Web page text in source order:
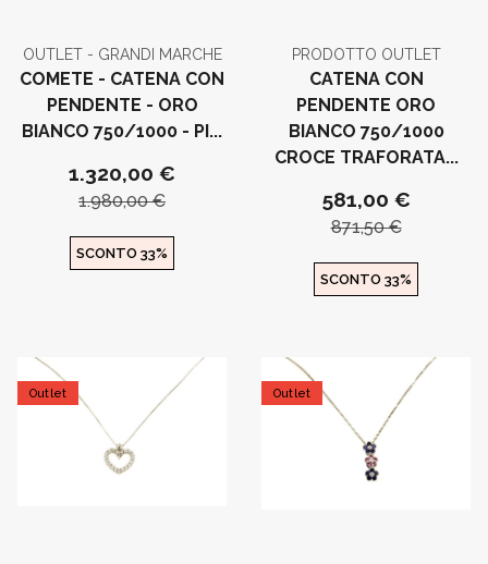
OUTLET - GRANDI MARCHE
COMETE - CATENA CON
PENDENTE - ORO
BIANCO 750/1000 - PI...
1.320,00 €
1.980,00 €
SCONTO 33%
PRODOTTO OUTLET
CATENA CON
PENDENTE ORO
BIANCO 750/1000
CROCE TRAFORATA...
581,00 €
871,50 €
SCONTO 33%
Outlet Outlet